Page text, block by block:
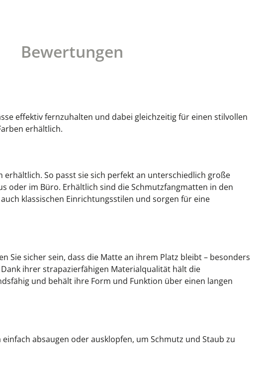
Bewertungen
effektiv fernzuhalten und dabei gleichzeitig für einen stilvollen
erhältlich.
erhältlich. So passt sie sich perfekt an unterschiedlich große
oder im Büro. Erhältlich sind die Schmutzfangmatten in den
klassischen Einrichtungsstilen und sorgen für eine
sicher sein, dass die Matte an ihrem Platz bleibt – besonders
ihrer strapazierfähigen Materialqualität hält die
und behält ihre Form und Funktion über einen langen
absaugen oder ausklopfen, um Schmutz und Staub zu